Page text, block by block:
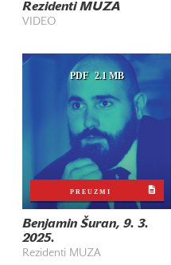
Rezidenti MUZA
VIDEO
PDF 2.1 MB
PREUZMI
Benjamin Šuran, 9. 3.
2025.
Rezidenti MUZA